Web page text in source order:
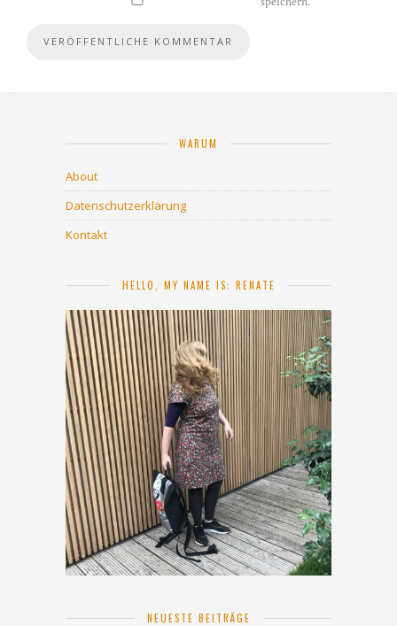
WARUM
About
Datenschutzerklärung
Kontakt
HELLO, MY NAME IS: RENATE
NEUESTE BEITRÄGE